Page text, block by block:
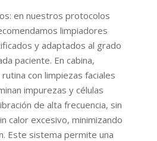
en nuestros protocolos
limpiadores
y adaptados al grado
paciente. En cabina,
con limpiezas faciales
impurezas y células
de alta frecuencia, sin
calor excesivo, minimizando
Este sistema permite una